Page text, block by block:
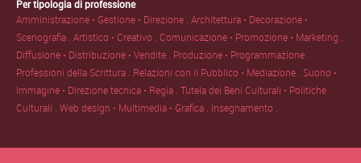
Per tipologia di professione
Amministrazione • Gestione • Direzione .Architettura • Decorazione •
Scenografia .Artistico • Creativo .Comunicazione • Promozione • Marketing .
Diffusione • Distribuzione • Vendite . Produzione • Programmazione .
Professioni della Scrittura . Relazioni con il Pubblico • Mediazione . Suono •
Immagine • Direzione tecnica • Regia .Tutela dei Beni Culturali • Politiche
Culturali .Web design • Multimedia • Grafica . Insegnamento .